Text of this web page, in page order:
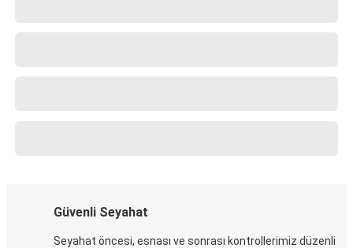
Güvenli Seyahat
Seyahat öncesi, esnası ve sonrası kontrollerimiz düzenli